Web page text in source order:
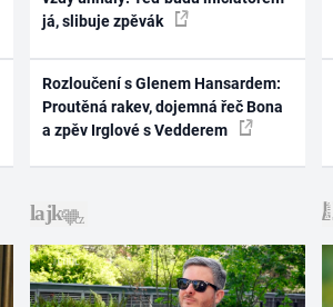
já, slibuje zpěvák
Rozloučení s Glenem Hansardem:
Proutěná rakev, dojemná řeč Bona
a zpěv Irglové s Vedderem